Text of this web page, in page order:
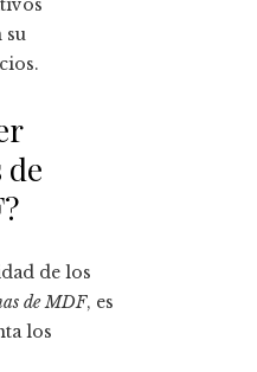
su
de
de los
de MDF, es
los